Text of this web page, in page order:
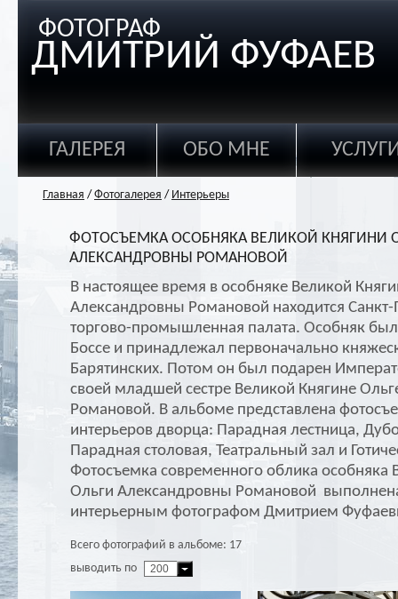
ФОТОГРАФ
ДМИТРИЙ ФУФАЕВ
ГАЛЕРЕЯ ОБО МНЕ
Главная / Фотогалерея / Интерьеры
ФОТОСЪЕМКА ОСОБНЯКА ВЕЛИКОЙ КНЯГИНИ
АЛЕКСАНДРОВНЫ РОМАНОВОЙ
В настоящее время в особняке Великой
Александровны Романовой находится Санкт-
торгово-промышленная палата. Особняк был
Боссе и принадлежал первоначально
Барятинских. Потом он был подарен
своей младшей сестре Великой Княгине
Романовой. В альбоме представлена
интерьеров дворца: Парадная лестница,
Парадная столовая, Театральный зал и
Фотосъемка современного облика особняка
Ольги Александровны Романовой
интерьерным фотографом Дмитрием
Всего фотографий в альбоме: 17
выводить по
200